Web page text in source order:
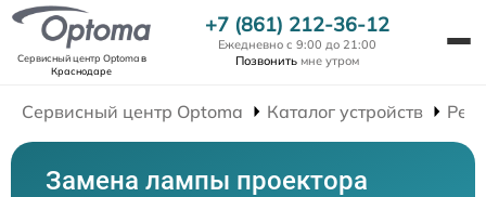
Сервисный центр Optomaв
Краснодаре
+7 (861) 212-36-12
Ежедневно с 9:00 до 21:00
Позвонить мне утром
Сервисный центр Optoma Каталог устройств
Замена лампы проектора